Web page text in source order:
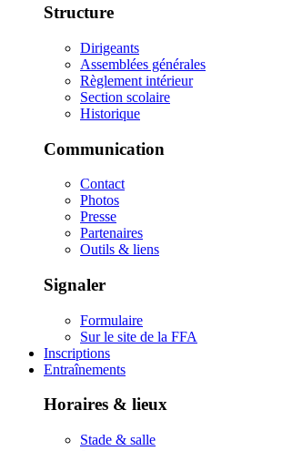
Structure
Dirigeants
Assemblées générales
Règlement intérieur
Section scolaire
Historique
Communication
Contact
Photos
Presse
Partenaires
Outils & liens
Signaler
Formulaire
Sur le site de la FFA
Inscriptions
Entraînements
Horaires & lieux
Stade & salle